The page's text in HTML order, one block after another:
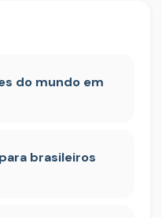
do mundo em
brasileiros